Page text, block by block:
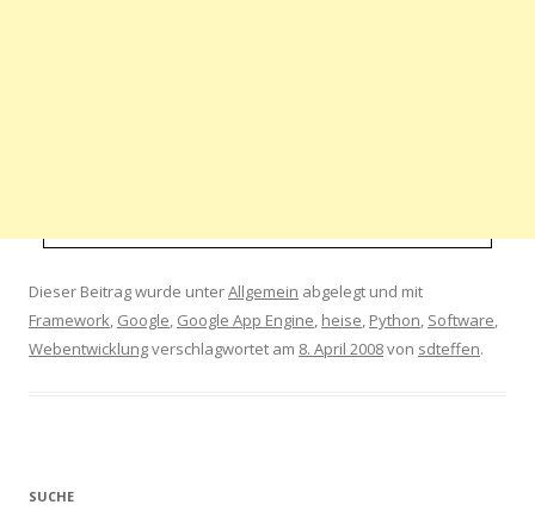
Dieser Beitrag wurde unterAllgemein abgelegt und mit
Framework, Google, Google App Engine, heise, Python, Software,
Webentwicklungverschlagwortet am 8. April 2008von sdteffen.
SUCHE